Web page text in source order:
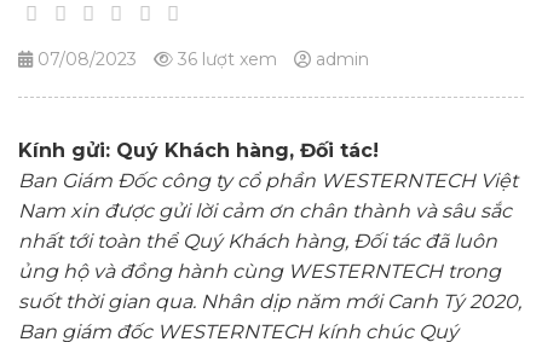
07/08/2023 36 lượt xem admin
Kính gửi: Quý Khách hàng, Đối tác!
Ban Giám Đốc công ty cổ phần WESTERNTECH Việt
Nam xin được gửi lời cảm ơn chân thành và sâu sắc
nhất tới toàn thể Quý Khách hàng, Đối tác đã luôn
ủng hộ và đồng hành cùng WESTERNTECHtrong
suốt thời gian qua. Nhân dịp năm mới Canh Tý 2020,
Ban giám đốc WESTERNTECHkính chúc Quý